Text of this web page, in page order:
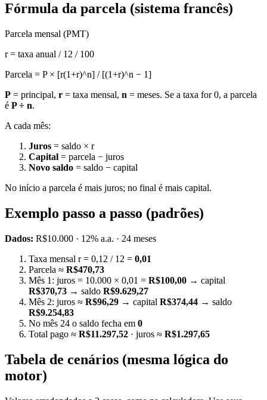
Fórmula da parcela (sistema francês)
Parcela mensal (PMT)
r = taxa anual / 12 / 100
Parcela = P × [r(1+r)^n] / [(1+r)^n − 1]
P = principal, r = taxa mensal, n = meses. Se a taxa for 0, a parcela
é P ÷ n.
A cada mês:
Juros = saldo × r
Capital = parcela − juros
Novo saldo = saldo − capital
No início a parcela é mais juros; no final é mais capital.
Exemplo passo a passo (padrões)
Dados: R$10.000 · 12% a.a. · 24 meses
Taxa mensal r = 0,12 / 12 = 0,01
Parcela ≈ R$470,73
Mês 1: juros = 10.000 × 0,01 = R$100,00 → capital
R$370,73 → saldo R$9.629,27
Mês 2: juros ≈ R$96,29 → capital R$374,44 → saldo
R$9.254,83
No mês 24 o saldo fecha em 0
Total pago ≈ R$11.297,52 · juros ≈ R$1.297,65
Tabela de cenários (mesma lógica do
motor)